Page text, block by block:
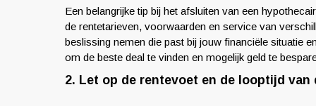
Een belangrijke tip bij het afsluiten van een
de rentetarieven, voorwaarden en service van
beslissing nemen die past bij jouw financiële situatie
om de beste deal te vinden en mogelijk geld te
2. Let op de rentevoet en de looptijd van